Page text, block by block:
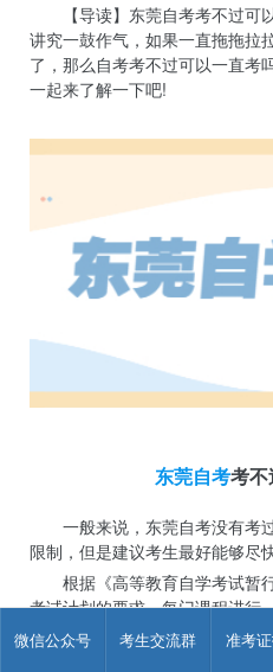
微信公众号 考生交流群 准考
【导读】东莞自考考不过可
讲究一鼓作气，如果一直拖拖拉
了，那么自考考不过可以一直考
一起来了解一下吧!
东莞自考考
一般来说，东莞自考没有考
限制，但是建议考生最好能够尽
根据《高等教育自学考试暂
考试计划的要求，每门课程进行
发给单科合格证书，并按规定计
次该门课程的考试。也就是说考